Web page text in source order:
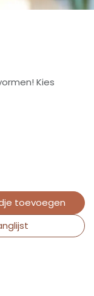
Kies
toevoegen